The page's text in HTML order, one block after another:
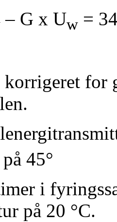
– G x Uw =
for
45°
i
på 20 °C.